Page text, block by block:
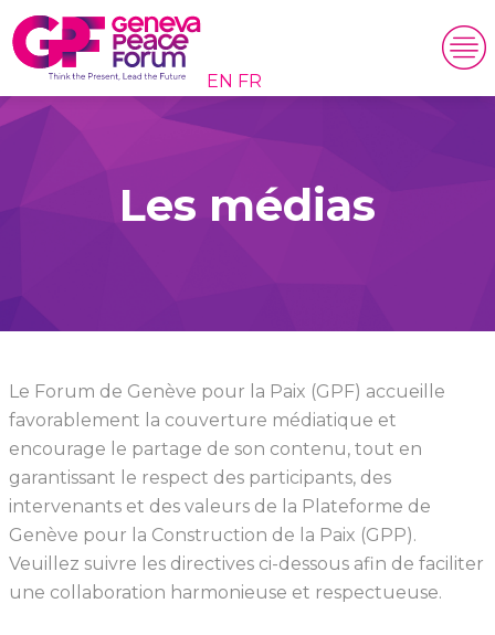
EN FR
Les médias
Le Forum de Genève pour la Paix (GPF) accueille
favorablement la couverture médiatique et
encourage le partage de son contenu, tout en
garantissant le respect des participants, des
intervenants et des valeurs de la Plateforme de
Genève pour la Construction de la Paix (GPP).
Veuillez suivre les directives ci-dessous afin de faciliter
une collaboration harmonieuse et respectueuse.